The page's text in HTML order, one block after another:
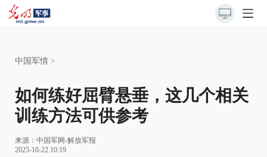
中国军情 >
如何练好屈臂悬垂，这几个相关
训练方法可供参考
来源： 中国军网-解放军报
2025-10-22 10:19